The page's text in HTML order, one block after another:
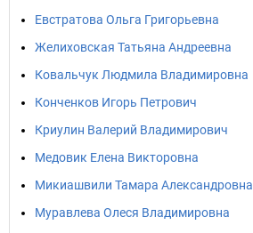
Евстратова Ольга Григорьевна
Желиховская Татьяна Андреевна
Ковальчук Людмила Владимировна
Конченков Игорь Петрович
Криулин Валерий Владимирович
Медовик Елена Викторовна
Микиашвили Тамара Александровна
Муравлева Олеся Владимировна